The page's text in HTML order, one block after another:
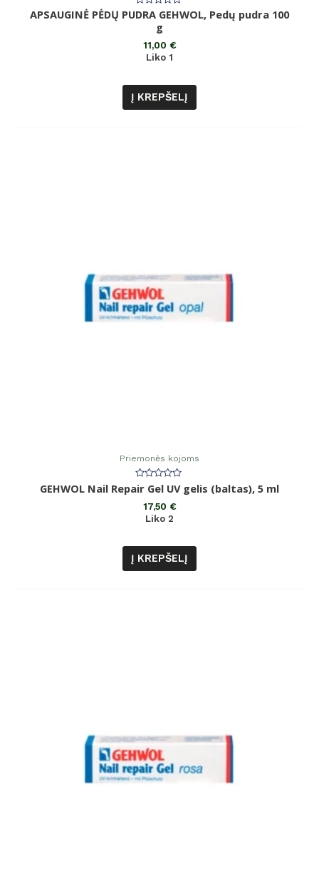
Įvertinimas:
0
APSAUGINĖ PĖDŲ PUDRA GEHWOL, Pedų pudra 100
g
11,00 €
Liko 1
Į KREPŠELĮ
Priemonės kojoms
Įvertinimas:
0
GEHWOL Nail Repair Gel UV gelis (baltas), 5 ml
17,50 €
Liko 2
Į KREPŠELĮ